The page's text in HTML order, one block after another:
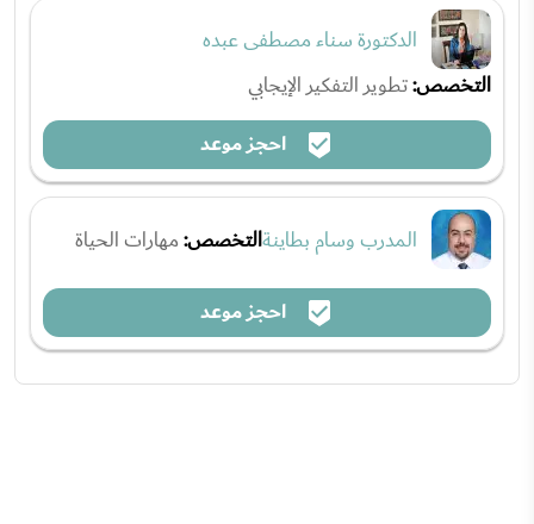
الدكتورة سناء مصطفى عبده
التخصص:تطوير التفكير الإيجابي
احجز موعد
المدرب وسام بطاينةالتخصص:مهارات الحياة
احجز موعد